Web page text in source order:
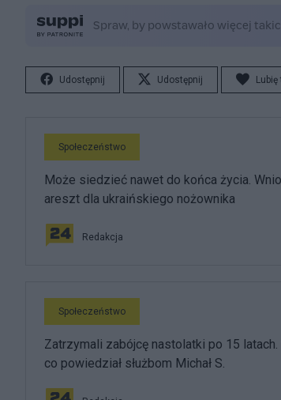
Udostępnij Udostępnij Lubię
Społeczeństwo
Może siedzieć nawet do końca życia.
areszt dla ukraińskiego nożownika
Redakcja
Społeczeństwo
Zatrzymali zabójcę nastolatki po 15 latach.
co powiedział służbom Michał S.